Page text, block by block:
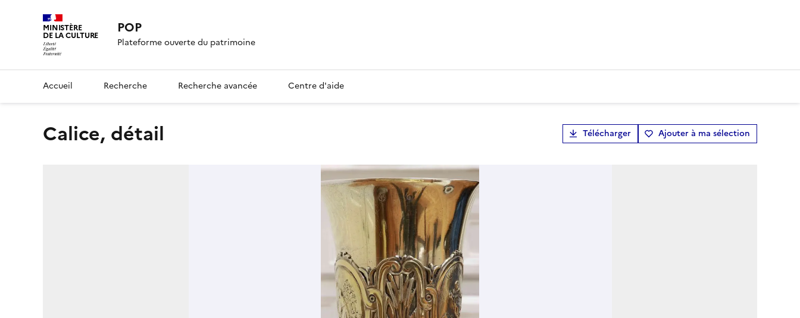
MINISTÈRE
DE LA CULTURE POP
Plateforme ouverte du patrimoine
Accueil Recherche Recherche avancée Centre d'aide
calice, détail Télécharger Ajouter à ma sélection